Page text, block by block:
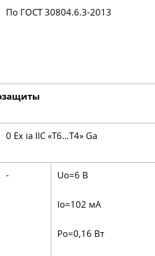
По ГОСТ 30804.6.3-2013
0 Ex ia IIC «T6…Т4» Ga
- Uo=6 В
Io=102 мА
Po=0,16 Вт